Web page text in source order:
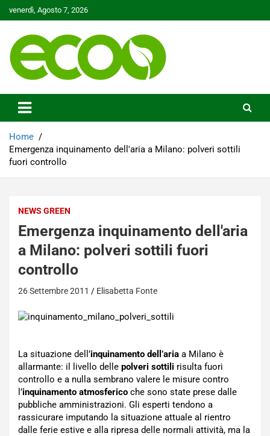
to
venerdì, Agosto 7, 2026
Ecoo.it
Home
Emergenza inquinamento dell'aria a Milano: polveri sottili
fuori controllo
NEWS GREEN
Emergenza inquinamento dell'aria
a Milano: polveri sottili fuori
controllo
26 Settembre 2011 Elisabetta Fonte
La situazione dell’inquinamento dell’aria a Milano è
allarmante: il livello delle polveri sottili risulta fuori
controllo e a nulla sembrano valere le misure contro
l’inquinamento atmosferico che sono state prese dalle
pubbliche amministrazioni. Gli esperti tendono a
rassicurare imputando la situazione attuale al rientro
dalle ferie estive e alla ripresa delle normali attività, ma la